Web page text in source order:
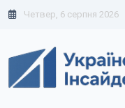
Четвер, 6 серпня 2026